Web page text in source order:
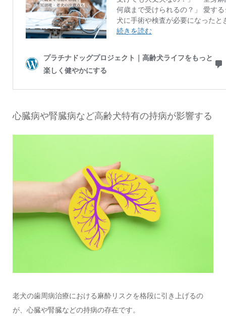
心臓病や腎臓病など高齢犬特有の持病が影響する
老犬の歯周病治療における麻酔リスクを格段に引き上げるの
が、心臓や腎臓などの持病の存在です。